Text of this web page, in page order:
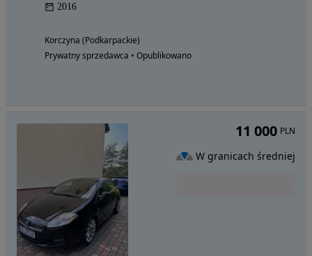
2016
Korczyna (Podkarpackie)
Prywatny sprzedawca • Opublikowano
11 000 PLN
W granicach średniej